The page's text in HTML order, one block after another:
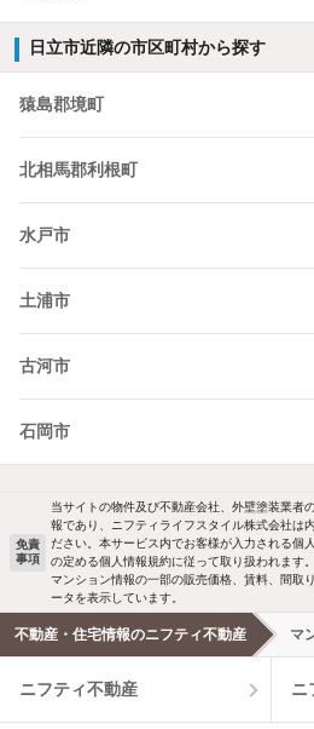
日立市近隣の市区町村から探す
猿島郡境町
北相馬郡利根町
水戸市
土浦市
古河市
石岡市
免責
事項
当サイトの物件及び不動産会社、外壁塗装業者
報であり、ニフティライフスタイル株式会社は
ださい。本サービス内でお客様が入力される個
の定める個人情報規約に従って取り扱われます。
マンション情報の一部の販売価格、賃料、間取
ータを表示しています。
不動産・住宅情報のニフティ不動産 マ
ニフティ不動産 ニ